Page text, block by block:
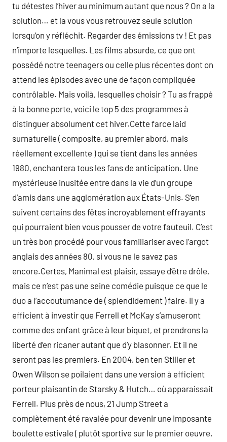
tu détestes l’hiver au minimum autant que nous ? On a la
solution… et la vous vous retrouvez seule solution
lorsqu’on y réfléchit. Regarder des émissions tv ! Et pas
n’importe lesquelles. Les films absurde, ce que ont
possédé notre teenagers ou celle plus récentes dont on
attend les épisodes avec une de façon compliquée
contrôlable. Mais voilà, lesquelles choisir ? Tu as frappé
à la bonne porte, voici le top 5 des programmes à
distinguer absolument cet hiver.Cette farce laid
surnaturelle ( composite, au premier abord, mais
réellement excellente ) qui se tient dans les années
1980, enchantera tous les fans de anticipation. Une
mystérieuse inusitée entre dans la vie d’un groupe
d’amis dans une agglomération aux États-Unis. S’en
suivent certains des fêtes incroyablement effrayants
qui pourraient bien vous pousser de votre fauteuil. C’est
un très bon procédé pour vous familiariser avec l’argot
anglais des années 80, si vous ne le savez pas
encore.Certes, Manimal est plaisir, essaye d’être drôle,
mais ce n’est pas une seine comédie puisque ce que le
duo a l’accoutumance de ( splendidement ) faire. Il y a
efficient à investir que Ferrell et McKay s’amuseront
comme des enfant grâce à leur biquet, et prendrons la
liberté d’en ricaner autant que d’y blasonner. Et il ne
seront pas les premiers. En 2004, ben ten Stiller et
Owen Wilson se poilaient dans une version à efficient
porteur plaisantin de Starsky & Hutch… où apparaissait
Ferrell. Plus près de nous, 21 Jump Street a
complètement été ravalée pour devenir une imposante
boulette estivale ( plutôt sportive sur le premier oeuvre,